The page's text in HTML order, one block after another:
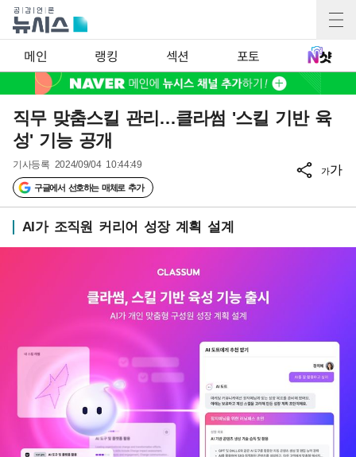
메인 랭킹 섹션 포토
직무 맞춤스킬 관리…클라썸 '스킬 기반 육
성' 기능 공개
기사등록 2024/09/04 10:44:49
구글에서 선호하는 매체로 추가
가가
AI가 조직원 커리어 성장 계획 설계